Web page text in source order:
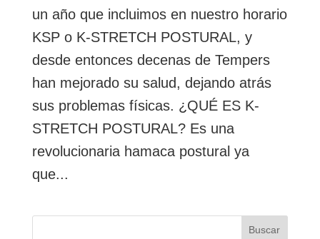
un año que incluimos en nuestro horario
KSP o K-STRETCH POSTURAL, y
desde entonces decenas de Tempers
han mejorado su salud, dejando atrás
sus problemas físicas. ¿QUÉ ES K-
STRETCH POSTURAL? Es una
revolucionaria hamaca postural ya
que...